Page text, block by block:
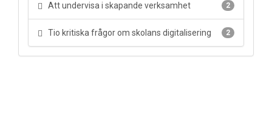
2
Att undervisa i skapande verksamhet
2
Tio kritiska frågor om skolans digitalisering